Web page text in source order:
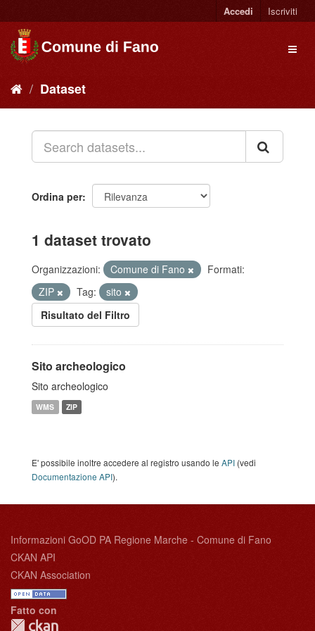
Accedi Iscriviti
Dataset
Ordina per
1 dataset trovato
Organizzazioni: Comune di Fano
Formati:
ZIP
Tag:
sito
Risultato del Filtro
Sito archeologico
Sito archeologico
WMS ZIP
E' possibile inoltre accedere al registro usando le API (vedi
Documentazione API).
Informazioni GoOD PA Regione Marche - Comune di Fano
CKAN API
CKAN Association
Fatto con